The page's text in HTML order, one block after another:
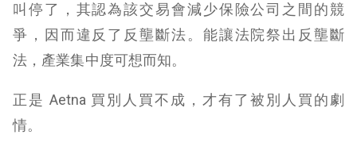
叫停了，其認為該交易會減少保險公司之間的競
爭，因而違反了反壟斷法。能讓法院祭出反壟斷
法，產業集中度可想而知。
正是 Aetna 買別人買不成，才有了被別人買的劇
情。